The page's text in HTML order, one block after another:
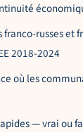
franco-russes et
2018-2024
où les
— vrai ou